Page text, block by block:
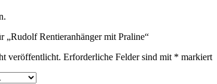
„Rudolf Rentieranhänger mit Praline“
veröffentlicht. Erforderliche Felder sind mit * markiert